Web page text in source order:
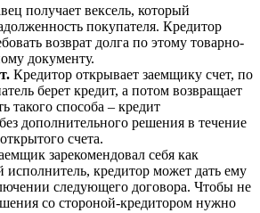
получает вексель, который
покупателя. Кредитор
возврат долга по этому товарно-
документу.
Кредитор открывает заемщику счет, по
берет кредит, а потом возвращает
такого способа – кредит
дополнительного решения в течение
счета.
зарекомендовал себя как
исполнитель, кредитор может дать ему
следующего договора. Чтобы не
со стороной-кредитором нужно